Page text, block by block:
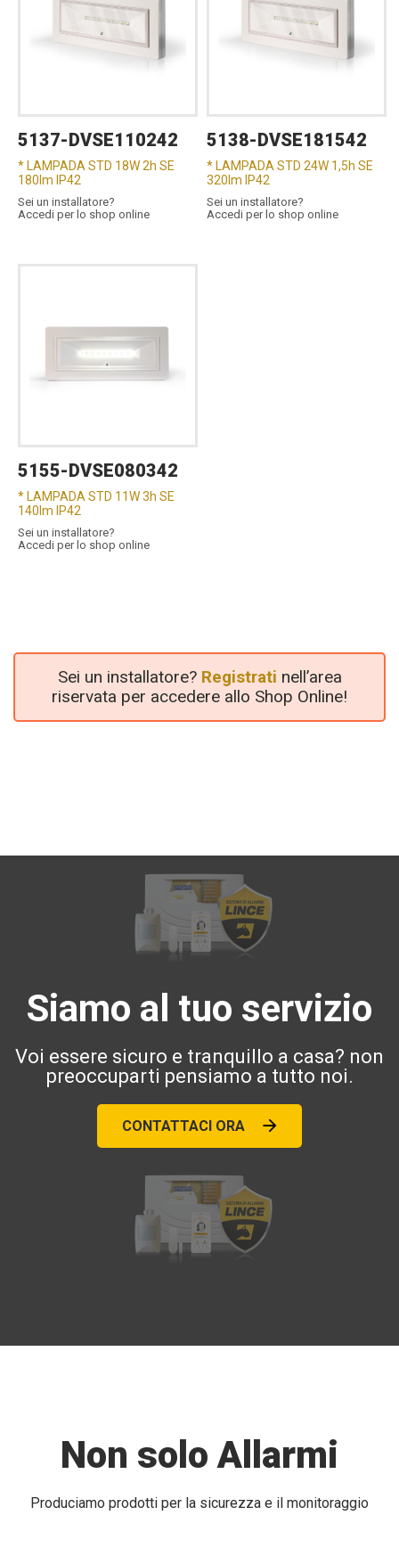
5137-DVSE110242
* LAMPADA STD 18W 2h SE
180lm IP42
Sei un installatore?
Accedi per lo shop online
5138-DVSE181542
* LAMPADA STD 24W 1,5h SE
320lm IP42
Sei un installatore?
Accedi per lo shop online
5155-DVSE080342
* LAMPADA STD 11W 3h SE
140lm IP42
Sei un installatore?
Accedi per lo shop online
Sei un installatore? Registrati nell’area
riservata per accedere allo Shop Online!
Siamo al tuo servizio
Voi essere sicuro e tranquillo a casa? non
preoccuparti pensiamo a tutto noi.
CONTATTACI ORA
Non solo Allarmi
Produciamo prodotti per la sicurezza e il monitoraggio